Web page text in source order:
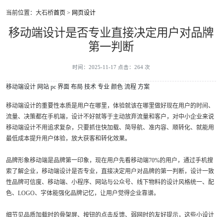
当前位置：大石桥首页 > 网页设计
移动端设计是否专业直接决定用户对品牌
第一判断
时间：2025-11-17 点击：264 次
移动端设计 网站 pc 界面 布局 技术 专业 颜色 流程 方案
移动端设计的重要性本质是用户在哪里，体验就该在哪里做好现在用户的时间、
流量、决策都在手机端，设计不好就等于主动放弃流量和客户，对中小企业来说
移动端设计不用追求复杂，只要抓住快加载、简导航、准内容、顺转化、就能用
最低成本提升用户体验，放大获客和转化效果。
品牌形象移动端是品牌第一印象，现在用户先看移动端70%的用户，通过手机搜
索了解企业，移动端设计是否专业，直接决定用户对品牌的第一判断，设计一致
性品牌可信度、移动端、小程序、网站与公众号、线下物料的设计风格统一、配
色、LOGO、字体能强化品牌记忆，让用户觉得企业靠谱。
细节见品质加载时的骨架屏、按钮的点击反馈、弱网时的友好提示，这些小设计